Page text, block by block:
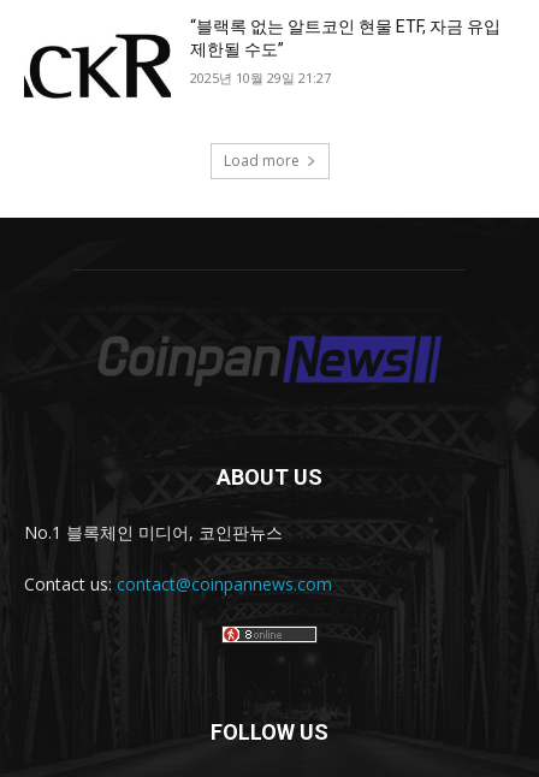
ABOUT US
No.1 블록체인 미디어, 코인판뉴스
Contact us: contact@coinpannews.com
FOLLOW US